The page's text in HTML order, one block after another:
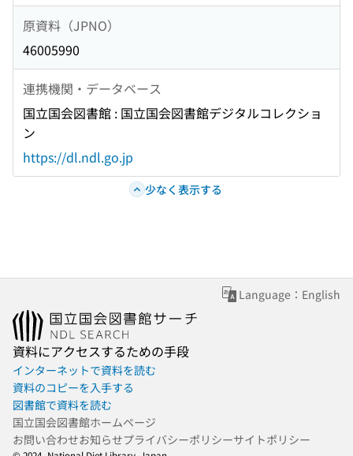
原資料（JPNO）
46005990
連携機関・データベース
国立国会図書館 : 国立国会図書館デジタルコレクショ
ン
https://dl.ndl.go.jp
少なく表示する
Language：English
資料にアクセスするための手段
インターネットで資料を読む
資料のコピーを入手する
図書館で資料を読む
国立国会図書館ホームページ
お問い合わせお知らせプライバシーポリシーサイトポリシー